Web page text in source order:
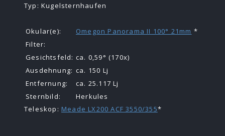
Typ: Kugelsternhaufen
Okular(e): Omegon Panorama II 100° 21mm *
Filter:
Gesichtsfeld: ca. 0,59° (170x)
Ausdehnung: ca. 150 Lj
Entfernung:
ca. 25.117 Lj
Sternbild:
Herkules
Teleskop: Meade LX200 ACF 3550/355*